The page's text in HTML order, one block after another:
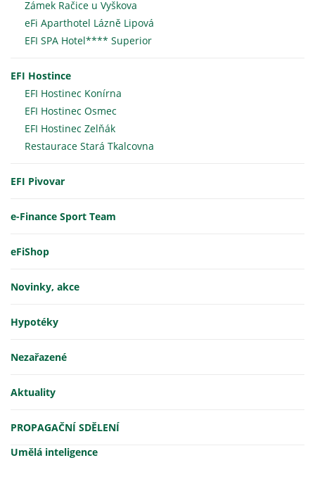
Zámek Račice u Vyškova
eFi Aparthotel Lázně Lipová
EFI SPA Hotel**** Superior
EFI Hostince
EFI Hostinec Konírna
EFI Hostinec Osmec
EFI Hostinec Zelňák
Restaurace Stará Tkalcovna
EFI Pivovar
e-Finance Sport Team
eFiShop
Novinky, akce
Hypotéky
Nezařazené
Aktuality
PROPAGAČNÍ SDĚLENÍ
Umělá inteligence